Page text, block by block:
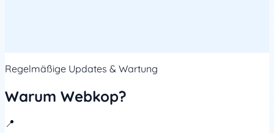
Regelmäßige Updates & Wartung
Warum Webkop?
📍